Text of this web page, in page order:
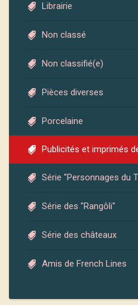
Librairie
Non classé
Non classifié(e)
Pièces diverses
Porcelaine
Publicités et imprimés
Série "Personnages du
Série des "Rangôli"
Série des châteaux
Amis de French Lines